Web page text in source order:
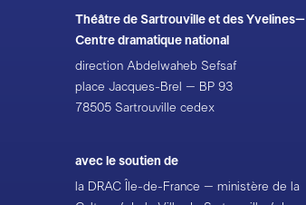
Théâtre de Sartrouville et des Yvelines–
Centre dramatique national
direction Abdelwaheb Sefsaf
place Jacques-Brel – BP 93
78505 Sartrouville cedex
avec le soutien de
la DRAC Île-de-France – ministère de la